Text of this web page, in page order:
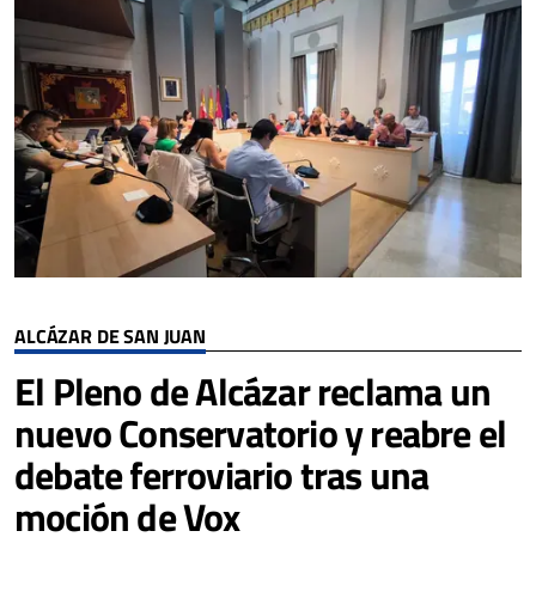
ALCÁZAR DE SAN JUAN
El Pleno de Alcázar reclama un
nuevo Conservatorio y reabre el
debate ferroviario tras una
moción de Vox